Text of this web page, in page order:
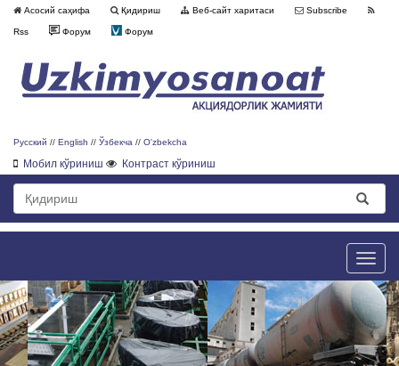
Асосий саҳифа Қидириш Веб-сайт харитаси Subscribe
Rss Форум Форум
Русский // English // Ўзбекча // O'zbekcha
Мобил кўриниш Контраст кўриниш
Toggle